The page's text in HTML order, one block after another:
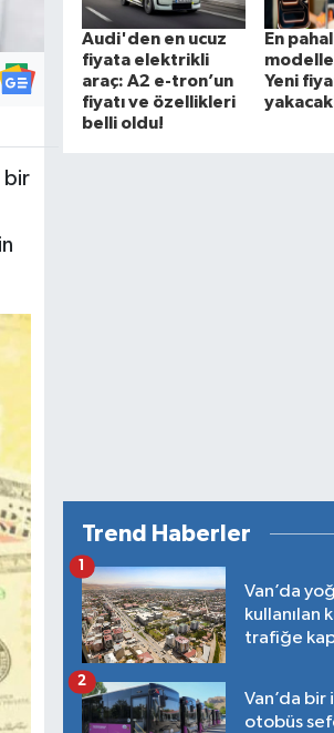
bir
Audi'den en ucuz
fiyata elektrikli
araç: A2 e-tron’un
fiyatı ve özellikleri
belli oldu!
En
Yeni
Trend Haberler
Van’da
kullanılan
trafiğe
1
Van’da
otobüs
2